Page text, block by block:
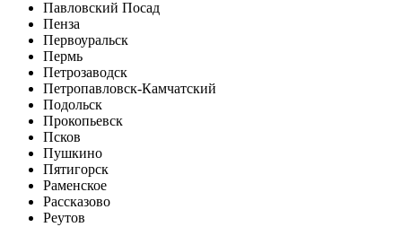
Павловский Посад
Пенза
Первоуральск
Пермь
Петрозаводск
Петропавловск-Камчатский
Подольск
Прокопьевск
Псков
Пушкино
Пятигорск
Раменское
Рассказово
Реутов